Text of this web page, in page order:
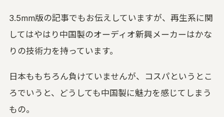
3.5mm版の記事でもお伝えしていますが、再生系に関
してはやはり中国製のオーディオ新興メーカーはかな
りの技術力を持っています。
日本ももちろん負けていませんが、コスパというとこ
ろでいうと、どうしても中国製に魅力を感じてしまう
もの。